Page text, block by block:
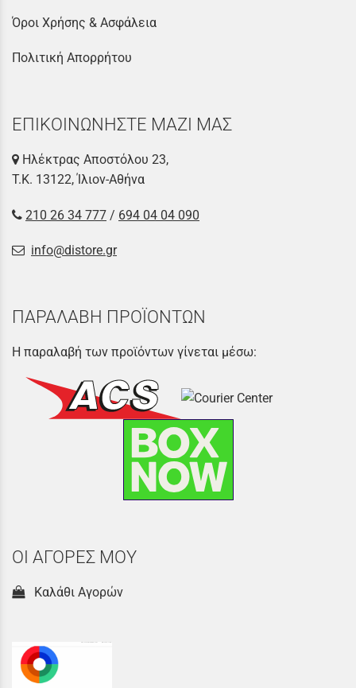
Όροι Χρήσης & Ασφάλεια
Πολιτική Απορρήτου
ΕΠΙΚΟΙΝΩΝΗΣΤΕ ΜΑΖΙ ΜΑΣ
Ηλέκτρας Αποστόλου 23,
Τ.Κ. 13122, Ίλιον-Αθήνα
210 26 34 777 / 694 04 04 090
info@distore.gr
ΠΑΡΑΛΑΒΗ ΠΡΟΪΟΝΤΩΝ
Η παραλαβή των προϊόντων γίνεται μέσω:
ΟΙ ΑΓΟΡΕΣ ΜΟΥ
Καλάθι Αγορών